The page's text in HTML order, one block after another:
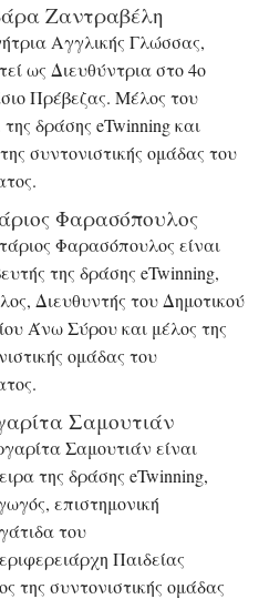
Ζαντραβέλη
Αγγλικής Γλώσσας,
ως Διευθύντρια στο 4ο
Πρέβεζας. Μέλος του
δράσης eTwinning και
συντονιστικής ομάδας του
Φαρασόπουλος
Φαρασόπουλος είναι
της δράσης eTwinning,
Διευθυντής του Δημοτικού
Άνω Σύρου και μέλος της
ομάδας του
Σαμουτιάν
Σαμουτιάν είναι
της δράσης eTwinning,
επιστημονική
του
Παιδείας
της συντονιστικής ομάδας